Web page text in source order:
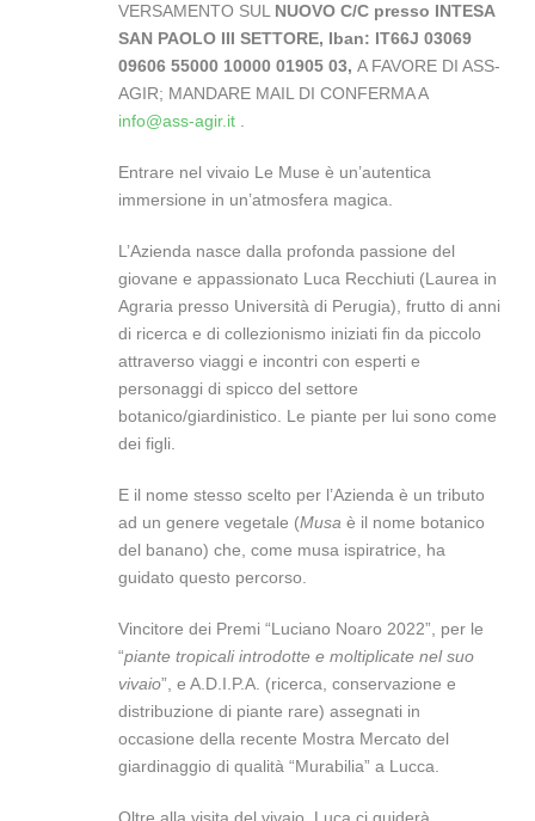
VERSAMENTO SUL NUOVO C/C presso INTESA
SAN PAOLO III SETTORE, Iban: IT66J 03069
09606 55000 10000 01905 03, A FAVORE DI ASS-
AGIR; MANDARE MAIL DI CONFERMA A
info@ass-agir.it
Entrare nel vivaio Le Muse è un’autentica
immersione in un’atmosfera magica.
L’Azienda nasce dalla profonda passione del
giovane e appassionato Luca Recchiuti (Laurea in
Agraria presso Università di Perugia), frutto di anni
di ricerca e di collezionismo iniziati fin da piccolo
attraverso viaggi e incontri con esperti e
personaggi di spicco del settore
botanico/giardinistico. Le piante per lui sono come
dei figli.
E il nome stesso scelto per l’Azienda è un tributo
ad un genere vegetale (Musa è il nome botanico
del banano) che, come musa ispiratrice, ha
guidato questo percorso.
Vincitore dei Premi “Luciano Noaro 2022”, per le
“piante tropicali introdotte e moltiplicate nel suo
vivaio”, e A.D.I.P.A. (ricerca, conservazione e
distribuzione di piante rare) assegnati in
occasione della recente Mostra Mercato del
giardinaggio di qualità “Murabilia” a Lucca.